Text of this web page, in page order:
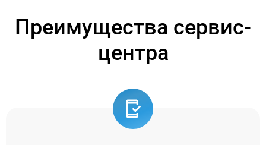
Преимущества сервис-
центра